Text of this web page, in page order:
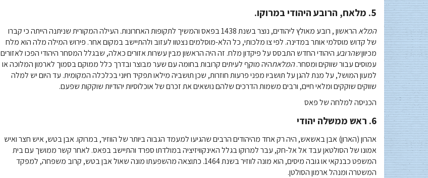
5. מלאח, הרובע היהודי במרוקו.
המלא
הראשון , רובע מאולץ ליהודים, נוצר בשנת 1438 בפאס והמשיך לתקופות האחרונות. העילה המקורית שניתנה הייתה כי קברו
של קדוש מוסלמי אותר במדינה. לפי צו מלכותי, כל הלא-מוסלמים נצטוו לעזוב ולהתיישב במקום אחר. פירוש המילה מלה הוא מלח
מכיווןשהרובעהיהודי החדש התבסס על פיקדון מלח. זה היה הראשון מבין עשרות אזורים כאלה, שבגלל המסחר היהודי הפכו לאזורים
עמוסים עבור שווקים ומסחר.המלאחהיה מוקף לעיתים קרובות בחומה עם שער מבוצר ובדרך כלל ממוקם בסמוך לארמון המלוכה או
למעון המושל, על מנת להגן על תושביו מפני פרעות חוזרות, שכן תושביה מילאו תפקיד חיוני בכלכלה המקומית. עד היום יש למלה
שווקים שוקקים ומלאי חיים, ורבים משמות הדרכים שלהם נושאים את זכרם של אוכלוסיות יהודיות שוקקות שפעם.
הכניסה למלחה של פאס
6. ראש ממשלה יהודי
אהרון (הארון) אבן באשאש, היה רק ​​אחד מהיהודים הרבים שהגיעו למעמד הגבוה ביותר של הווזיר, במרוקו. אבן בטש, איש חצר ואיש
אמונו של הסולטאן עבד אל אל-חק, עבר למרוקו בגלל האינקוויזיציה במולדתו ספרד והתיישב בפאס. לאחר קשר ממושך עם בית
המשפט כבנקאי או גובה מיסים, הוא מונה לווזיר בשנת 1464. כתוצאה מהשפעתו מונה שאול אבן בטש, קרוב משפחה, למפקד
המשטרה ומנהל ארמון הסולטן.